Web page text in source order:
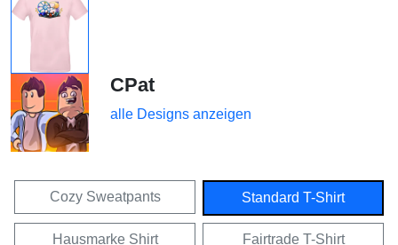
CPat
alle Designs anzeigen
Cozy Sweatpants Standard T-Shirt
Hausmarke Shirt Fairtrade T-Shirt